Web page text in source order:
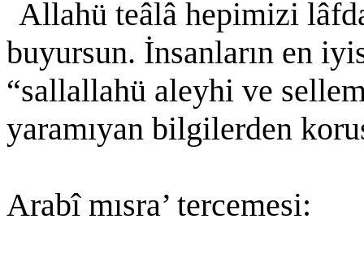
Allahü teâlâ hepimizi
buyursun. İnsanların en
“sallallahü aleyhi ve
yaramıyan bilgilerden
Arabî mısra’ tercemesi: